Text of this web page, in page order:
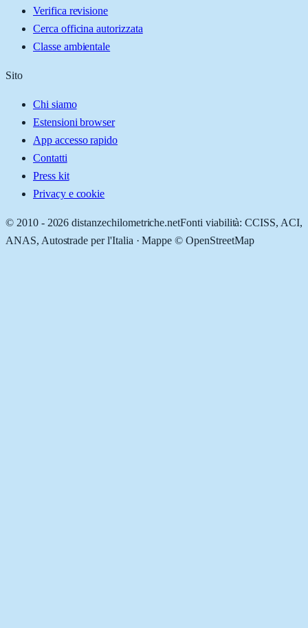
Verifica revisione
Cerca officina autorizzata
Classe ambientale
Sito
Chi siamo
Estensioni browser
App accesso rapido
Contatti
Press kit
Privacy e cookie
© 2010 - 2026 distanzechilometriche.netFonti viabilità: CCISS, ACI,
ANAS, Autostrade per l'Italia · Mappe © OpenStreetMap